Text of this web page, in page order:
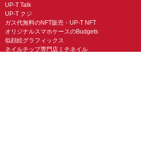
UP-T Talk
UP-T クジ
ガス代無料のNFT販売・UP-T NFT
オリジナルスマホケースのBudgets
似顔絵グラフィックス
ネイルチップ専門店ミチネイル